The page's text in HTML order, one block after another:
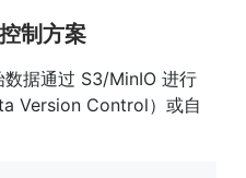
制方案
据通过 S3/MinIO 进行
Version Control）或自